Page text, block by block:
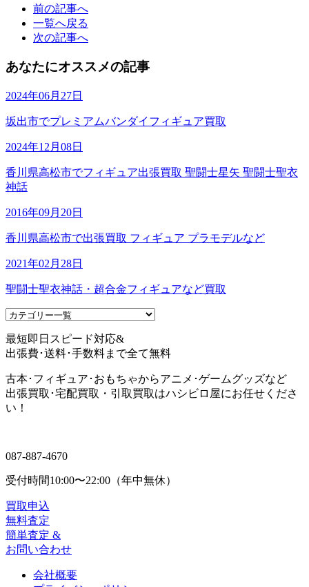
前の記事へ
一覧へ戻る
次の記事へ
あなたにオススメの記事
2024年06月27日
坂出市でプレミアムバンダイフィギュア買取
2024年12月08日
香川県高松市でフィギュア出張買取 聖闘士星矢 聖闘士聖衣
神話
2016年09月20日
香川県高松市で出張買取 フィギュア プラモデルなど
2021年02月28日
聖闘士聖衣神話・超合金フィギュアなど買取
最短即日スピード対応&
出張費･送料･手数料まで全て無料
古本･フィギュア･おもちゃからアニメ･ゲームグッズなど
出張買取･宅配買取・引取買取はハシビロ屋にお任せくださ
い！
087-887-4670
受付時間10:00〜22:00（年中無休）
買取申込
無料査定
簡単査定 &
お問い合わせ
会社概要